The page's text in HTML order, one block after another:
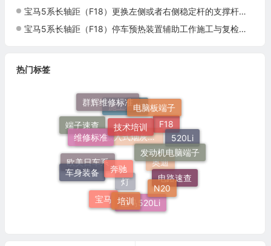
宝马5系长轴距（F18）更换左侧或者右侧稳定杆的支撑杆施工与复检标准
宝马5系长轴距（F18）停车预热装置辅助工作施工与复检标准
热门标签
51 16 嵌入式烟灰缸托架
施工标准
F18
奥迪
灯
欧美日车系
端子速查
群辉维修标准电脑板端子
520Li
电路速查
宝马520Li
宝马
车身装备
维修标准
技术培训
发动机电脑端子
N20
培训
奔驰